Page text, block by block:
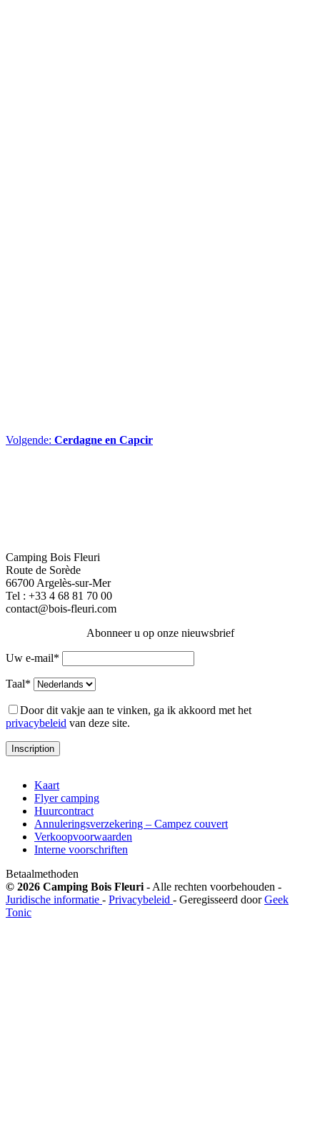
Volgende: Cerdagne en Capcir
Camping Bois Fleuri
Route de Sorède
66700 Argelès-sur-Mer
Tel : +33 4 68 81 70 00
contact@bois-fleuri.com
Abonneer u op onze nieuwsbrief
Uw e-mail*
Taal*
Door dit vakje aan te vinken, ga ik akkoord met het
privacybeleid van deze site.
Kaart
Flyer camping
Huurcontract
Annuleringsverzekering – Campez couvert
Verkoopvoorwaarden
Interne voorschriften
Betaalmethoden
© 2026 Camping Bois Fleuri- Alle rechten voorbehouden -
Juridische informatie - Privacybeleid - Geregisseerd doorGeek
Tonic